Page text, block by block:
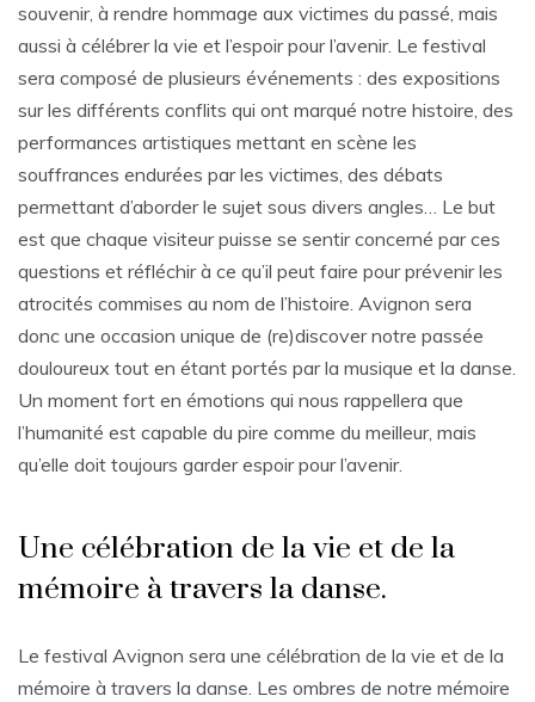
souvenir, à rendre hommage aux victimes du passé, mais
aussi à célébrer la vie et l’espoir pour l’avenir. Le festival
sera composé de plusieurs événements : des expositions
sur les différents conflits qui ont marqué notre histoire, des
performances artistiques mettant en scène les
souffrances endurées par les victimes, des débats
permettant d’aborder le sujet sous divers angles… Le but
est que chaque visiteur puisse se sentir concerné par ces
questions et réfléchir à ce qu’il peut faire pour prévenir les
atrocités commises au nom de l’histoire. Avignon sera
donc une occasion unique de (re)discover notre passée
douloureux tout en étant portés par la musique et la danse.
Un moment fort en émotions qui nous rappellera que
l’humanité est capable du pire comme du meilleur, mais
qu’elle doit toujours garder espoir pour l’avenir.
Une célébration de la vie et de la
mémoire à travers la danse.
Le festival Avignon sera une célébration de la vie et de la
mémoire à travers la danse. Les ombres de notre mémoire